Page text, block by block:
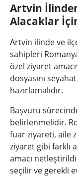
Artvin
Alacaklar
Artvin ilinde ve
sahipleri
özel ziyaret
dosyasını
hazırlamalıdır.
Başvuru
belirlenmelidir.
fuar ziyareti, aile
ziyaret gibi farklı
amacı
seçilir ve gerekli